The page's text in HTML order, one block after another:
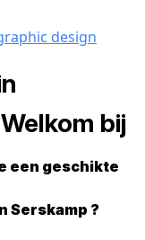
design
bij
een geschikte
Serskamp ?